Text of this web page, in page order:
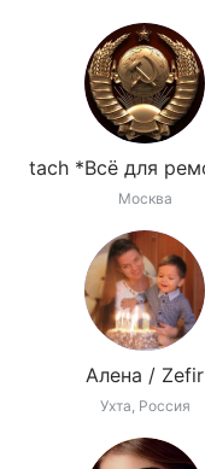
Москва
Алена / Zefir
Ухта, Россия